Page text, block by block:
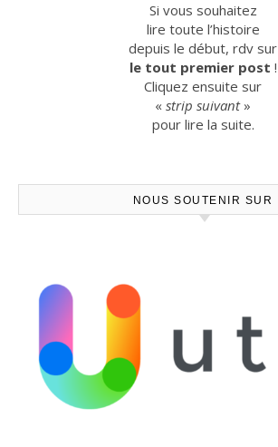
Si vous souhaitez
lire toute l’histoire
depuis le début, rdv sur
le tout premier post !
Cliquez ensuite sur
« strip suivant»
pour lire la suite.
NOUS SOUTENIR SUR